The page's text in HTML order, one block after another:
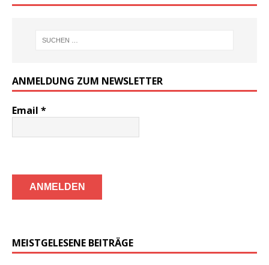
ANMELDUNG ZUM NEWSLETTER
Email *
MEISTGELESENE BEITRÄGE